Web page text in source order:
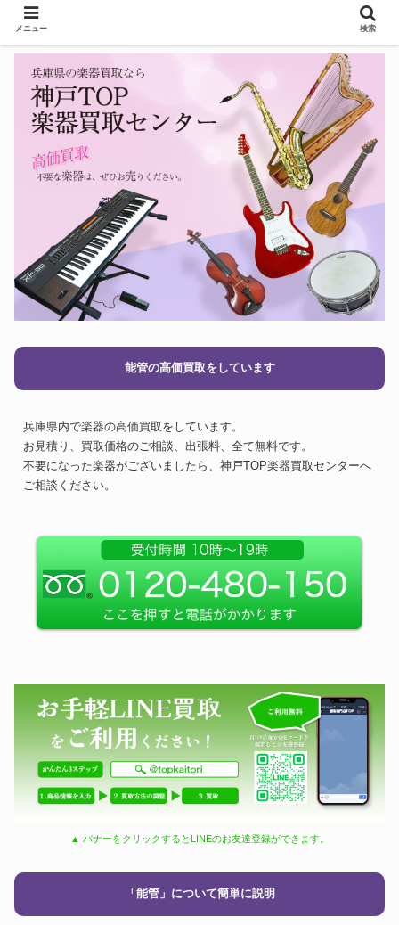
能管の高価買取をしています
兵庫県内で楽器の高価買取をしています。
お見積り、買取価格のご相談、出張料、全て無料です。
不要になった楽器がございましたら、神戸TOP楽器買取センターへ
ご相談ください。
▲ バナーをクリックするとLINEのお友達登録ができます。
「能管」について簡単に説明
メニュー 検索